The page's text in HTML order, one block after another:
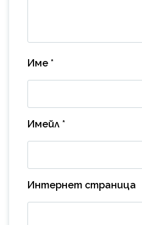
Име *
Имейл *
Интернет страница